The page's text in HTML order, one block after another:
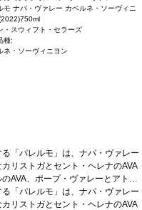
モ ナパ・ヴァレー カベルネ・ソーヴィニ
750ml
・スウィフト・セラーズ
種:
ネ・ソーヴィニヨン
「パレルモ」は、ナパ・ヴァレー
リストガとセント・ヘレナのAVA
AVA、ポープ・ヴァレーとアトラ
、そしてラザフォードとオークヴ
てが詰まっているボトル。厳格な
「パレルモ」は、ナパ・ヴァレー
リストガとセント・ヘレナのAVA